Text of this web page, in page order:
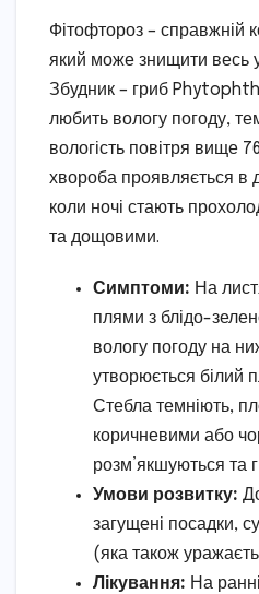
Фітофтороз – справжній
який може знищити весь
Збудник – гриб
любить вологу погоду,
вологість повітря вище
хвороба проявляється в
коли ночі стають
та дощовими.
Симптоми: На
плями з блідо-
вологу погоду на
утворюється білий
Стебла темніють,
коричневими або
розм’якшуються та
Умови розвитку:
загущені посадки,
(яка також
Лікування: На